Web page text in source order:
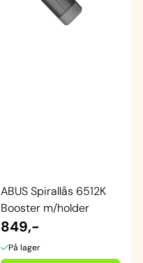
ABUS Spirallås 6512K
Booster m/holder
849,-
På lager